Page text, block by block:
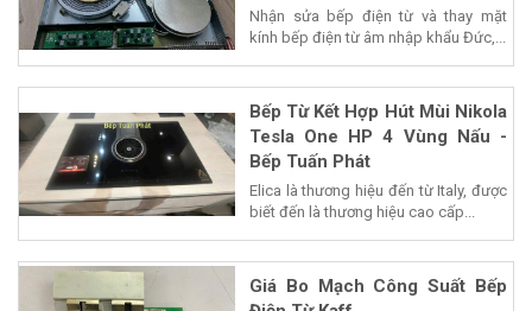
Nhận sửa bếp điện từ và thay mặt
kính bếp điện từ âm nhập khẩu Đức,...
Bếp Từ Kết Hợp Hút Mùi Nikola
Tesla One HP 4 Vùng Nấu -
Bếp Tuấn Phát
Elica là thương hiệu đến từ Italy, được
biết đến là thương hiệu cao cấp...
Giá Bo Mạch Công Suất Bếp